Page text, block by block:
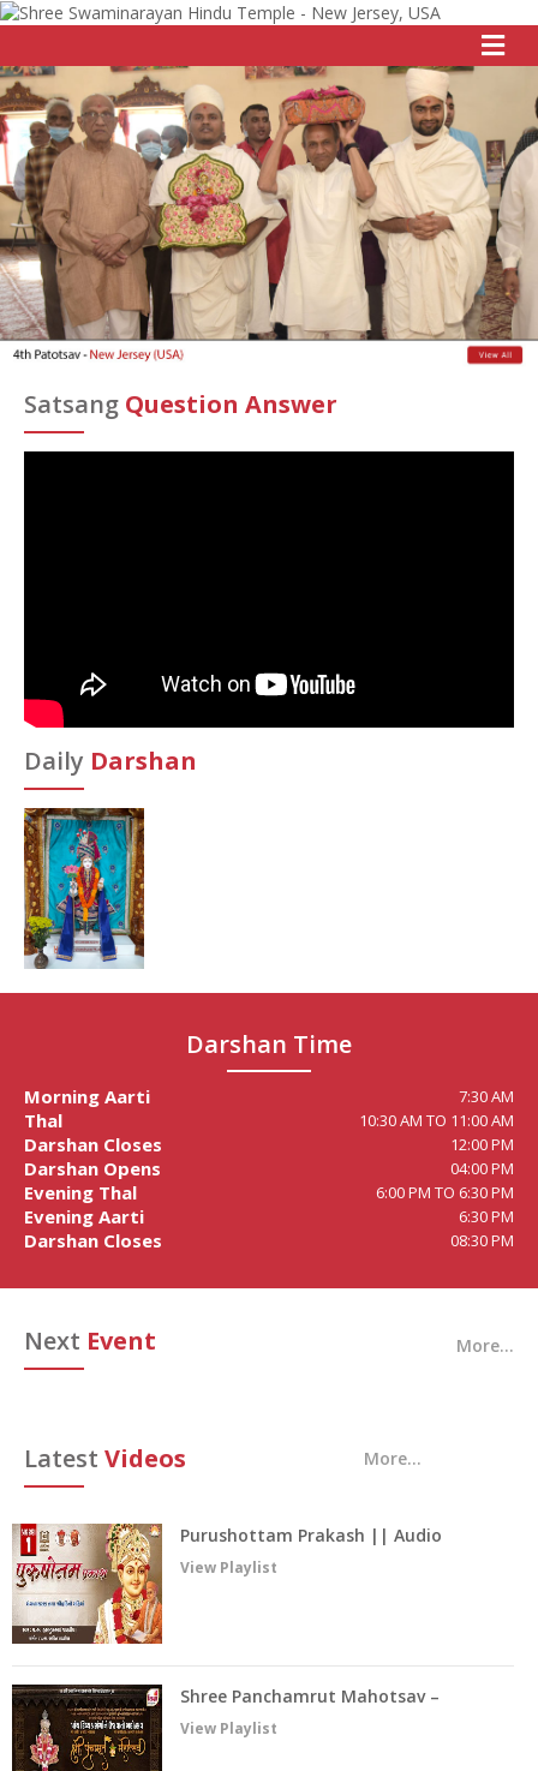
Satsang Question Answer
Daily Darshan
Darshan Time
Morning Aarti 7:30 AM
Thal 10:30 AM TO 11:00 AM
Darshan Closes 12:00 PM
Darshan Opens 04:00 PM
Evening Thal 6:00 PM TO 6:30 PM
Evening Aarti 6:30 PM
Darshan Closes 08:30 PM
Latest Videos More...
Purushottam Prakash || Audio
Book
View Playlist
Shree Panchamrut Mahotsav –
2022 || Raghuvir Vadi – Vadtal
View Playlist
Next Event More...